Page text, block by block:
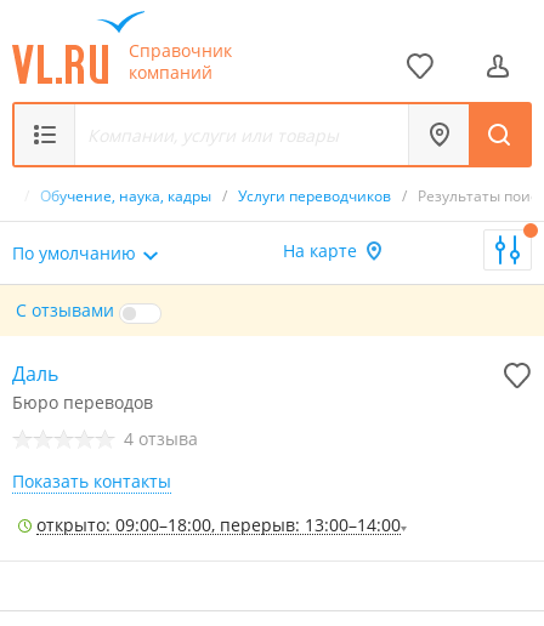
Справочник
компаний
Обучение, наука, кадры / Услуги переводчиков / Результаты
По умолчанию На карте
С отзывами
Даль
Бюро переводов
4 отзыва
Показать контакты
открыто: 09:00–18:00, перерыв: 13:00–14:00